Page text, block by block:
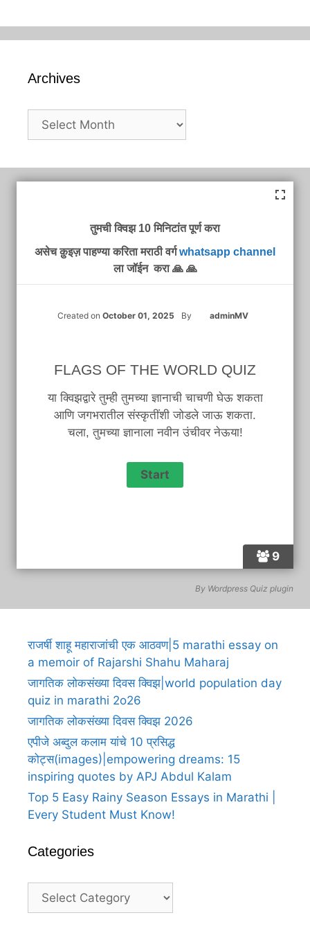
Archives
Archives
9
तुमची क्विझ 10 मिनिटांत पूर्ण करा
असेच क़ुइज़ पाहण्या करिता मराठी वर्गwhatsapp channel
ला जॉईन करा 🙏 🙏
Created on October 01, 2025 By adminMV
FLAGS OF THE WORLD QUIZ
या क्विझद्वारे तुम्ही तुमच्या ज्ञानाची चाचणी घेऊ शकता
आणि जगभरातील संस्कृतींशी जोडले जाऊ शकता.
चला, तुमच्या ज्ञानाला नवीन उंचीवर नेऊया!
By Wordpress Quiz plugin
राजर्षी शाहू महाराजांची एक आठवण|5 marathi essay on
a memoir of Rajarshi Shahu Maharaj
जागतिक लोकसंख्या दिवस क्विझ|world population day
quiz in marathi 2o26
जागतिक लोकसंख्या दिवस क्विझ 2026
एपीजे अब्दुल कलाम यांचे 10 प्रसिद्ध
कोट्स(images)|empowering dreams: 15
inspiring quotes by APJ Abdul Kalam
Top 5 Easy Rainy Season Essays in Marathi |
Every Student Must Know!
Categories
Categories